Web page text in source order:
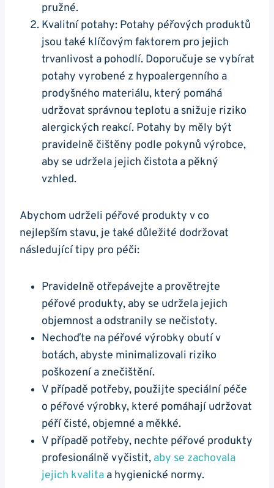
pružné.
Kvalitní potahy: Potahy péřových produktů
jsou také klíčovým faktorem pro jejich
trvanlivost a pohodlí. Doporučuje se vybírat
potahy vyrobené z hypoalergenního a
prodyšného materiálu, který pomáhá
udržovat správnou teplotu a snižuje riziko
alergických reakcí. Potahy by měly být
pravidelně čištěny podle pokynů výrobce,
aby se udržela jejich čistota a pěkný
vzhled.
Abychom udrželi péřové produkty v co
nejlepším stavu, je také důležité dodržovat
následující tipy pro péči:
Pravidelně otřepávejte a provětrejte
péřové produkty, aby se udržela jejich
objemnost a odstranily se nečistoty.
Nechoďte na péřové výrobky obutí v
botách, abyste minimalizovali riziko
poškození a znečištění.
V případě potřeby, použijte speciální péče
o péřové výrobky, které pomáhají udržovat
péří čisté, objemné a měkké.
V případě potřeby, nechte péřové produkty
profesionálně vyčistit, aby se zachovala
jejich kvalita a hygienické normy.